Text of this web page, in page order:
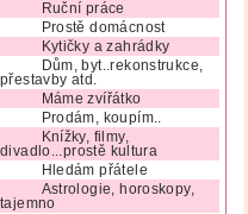
Ruční práce
Prostě domácnost
Kytičky a zahrádky
Dům, byt..rekonstrukce,
přestavby atd.
Máme zvířátko
Prodám, koupím..
Knížky, filmy,
divadlo...prostě kultura
Hledám přátele
Astrologie, horoskopy,
tajemno